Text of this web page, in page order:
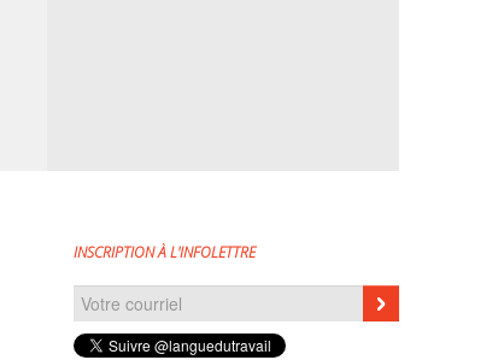
INSCRIPTION À L'INFOLETTRE
Courriel
*